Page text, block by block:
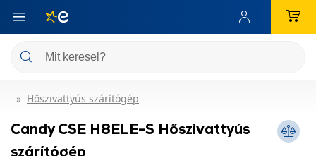
Hőszivattyús szárítógép
Candy CSE H8ELE-S Hőszivattyús
szárítógép